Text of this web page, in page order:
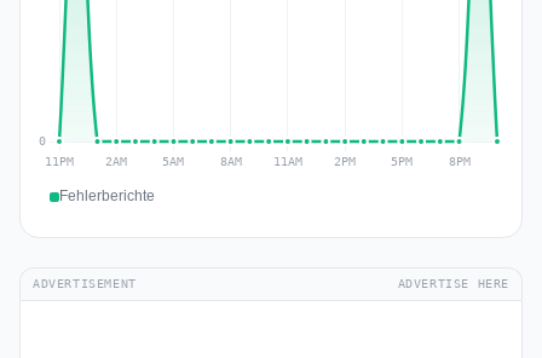
Fehlerberichte
ADVERTISEMENT ADVERTISE HERE